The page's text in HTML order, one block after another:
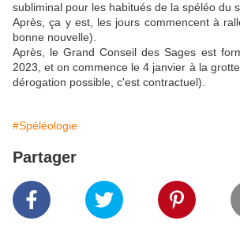
subliminal pour les habitués de la spéléo du
Après, ça y est, les jours commencent à
bonne nouvelle).
Après, le Grand Conseil des Sages est
2023, et on commence le 4 janvier à la
dérogation possible, c'est contractuel).
#Spéléologie
Partager